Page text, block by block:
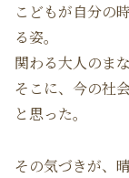
こどもが自分の
る姿。
関わる大人のまな
そこに、今の社
と思った。
その気づきが、